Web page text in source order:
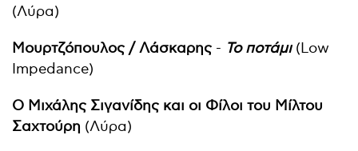
(Λύρα)
Μουρτζόπουλος / Λάσκαρης - Το ποτάμι(Low
Impedance)
Ο Μιχάλης Σιγανίδης και οι Φίλοι του Μίλτου
Σαχτούρη (Λύρα)